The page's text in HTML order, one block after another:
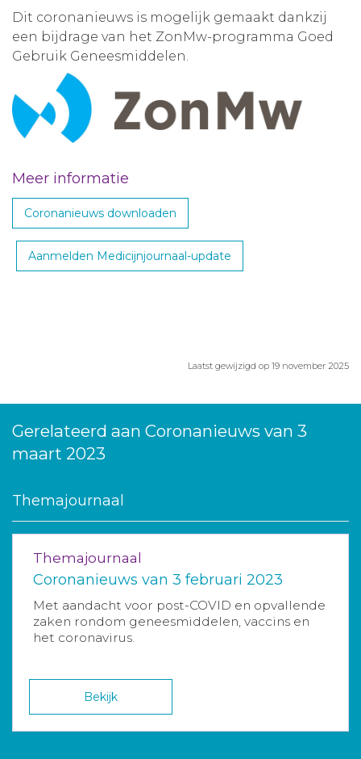
Dit coronanieuws is mogelijk gemaakt dankzij
een bijdrage van het ZonMw-programma Goed
Gebruik Geneesmiddelen.
Meer informatie
Coronanieuws downloaden
Aanmelden Medicijnjournaal-update
Laatst gewijzigd op 19 november 2025
Gerelateerd aan Coronanieuws van 3
maart 2023
Themajournaal
Themajournaal
Coronanieuws van 3 februari 2023
Met aandacht voor post-COVID en opvallende
zaken rondom geneesmiddelen, vaccins en
het coronavirus.
Bekijk